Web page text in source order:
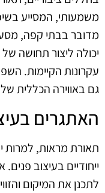
משמעותי, המסייע
מדובר בבתי קפה,
יכולה ליצור תחושה
עקרונות הקיימות.
גם באווירה הכללית
האתגרים
תאורת מראות, למרות
ייחודיים בעיצוב
לתכנן את המיקום